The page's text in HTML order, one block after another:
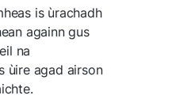
is ùrachadh
againn gus
na
ùire agad airson